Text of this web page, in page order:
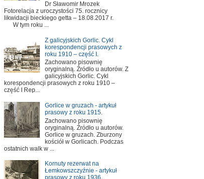
Dr Sławomir Mrozek
Fotorelacja z uroczystości 75. rocznicy
likwidacji bieckiego getta – 18.08.2017 r.
W tym roku ...
Z galicyjskich Gorlic. Cykl
korespondencji prasowych z
roku 1910 – część I.
Zachowano pisownię
oryginalną. Źródło u autorów. Z
galicyjskich Gorlic. Cykl
korespondencji prasowych z roku 1910 –
część I Rep...
Gorlice w gruzach - artykuł
prasowy z roku 1915.
Zachowano pisownię
oryginalną. Źródło u autorów.
Gorlice w gruzach. Zburzony
kościół w Gorlicach. Podczas
ostatnich walk w ...
Kornuty rezerwat na
Łemkowszczyźnie - artykuł